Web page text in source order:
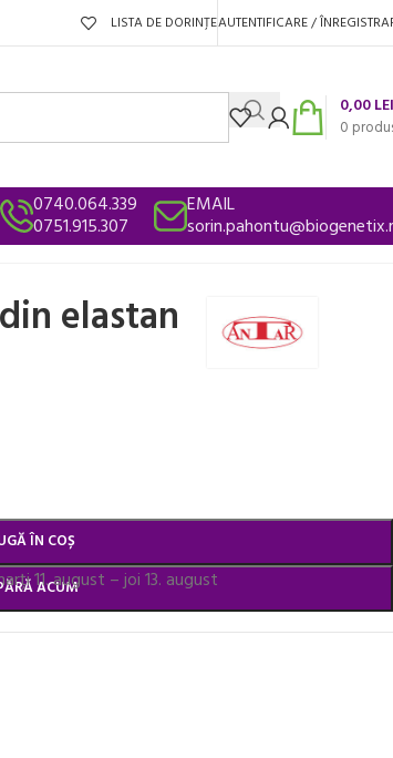
LISTA DE DORINȚEAUTENTIFICARE /
0
0,00LEI
0740.064.339
0751.915.307
EMAIL
elastan
ÎN COȘ
ACUM
11. august – joi 13. august